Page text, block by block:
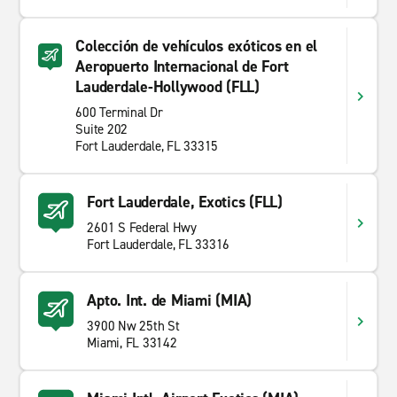
Colección de vehículos exóticos en el
Aeropuerto Internacional de Fort
Lauderdale-Hollywood (FLL)
600 Terminal Dr
Suite 202
Fort Lauderdale, FL 33315
Fort Lauderdale, Exotics (FLL)
2601 S Federal Hwy
Fort Lauderdale, FL 33316
Apto. Int. de Miami (MIA)
3900 Nw 25th St
Miami, FL 33142